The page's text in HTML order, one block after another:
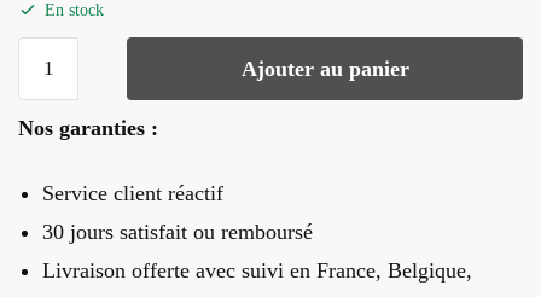
En stock
Bois
Ajouter au panier
Nos garanties :
Service client réactif
30 jours satisfait ou remboursé
Livraison offerte avec suivi en France, Belgique,